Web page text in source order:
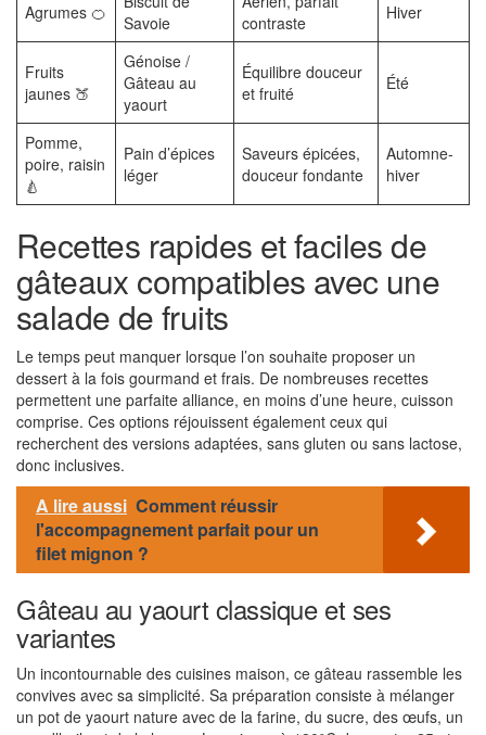
Agrumes 🍊
Savoie
contraste
Hiver
Fruits
jaunes 🍑
Génoise /
Gâteau au
yaourt
Équilibre douceur
et fruité
Été
Pomme,
poire, raisin
🍐
Pain d’épices
léger
Saveurs épicées,
douceur fondante
Automne-
hiver
Recettes rapides et faciles de
gâteaux compatibles avec une
salade de fruits
Le temps peut manquer lorsque l’on souhaite proposer un
dessert à la fois gourmand et frais. De nombreuses recettes
permettent une parfaite alliance, en moins d’une heure, cuisson
comprise. Ces options réjouissent également ceux qui
recherchent des versions adaptées, sans gluten ou sans lactose,
donc inclusives.
A lire aussi Comment réussir
l'accompagnement parfait pour un
filet mignon ?
Gâteau au yaourt classique et ses
variantes
Un incontournable des cuisines maison, ce gâteau rassemble les
convives avec sa simplicité. Sa préparation consiste à mélanger
un pot de yaourt nature avec de la farine, du sucre, des œufs, un